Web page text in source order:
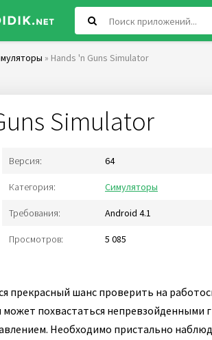
» Hands 'n Guns Simulator
Simulator
Версия: 64
Категория: Симуляторы
Требования: Android 4.1
Просмотров: 5 085
прекрасный шанс проверить на
может похвастаться
Необходимо пристально